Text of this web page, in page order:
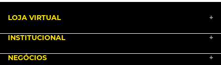
LOJA VIRTUAL +
INSTITUCIONAL +
NEGÓCIOS +